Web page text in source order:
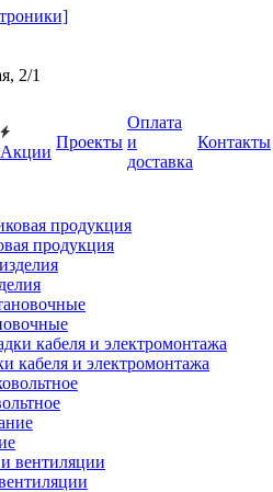
2/1
Акции
Проекты
Оплата
и
доставка
Контакты
продукция
кабеля и электромонтажа